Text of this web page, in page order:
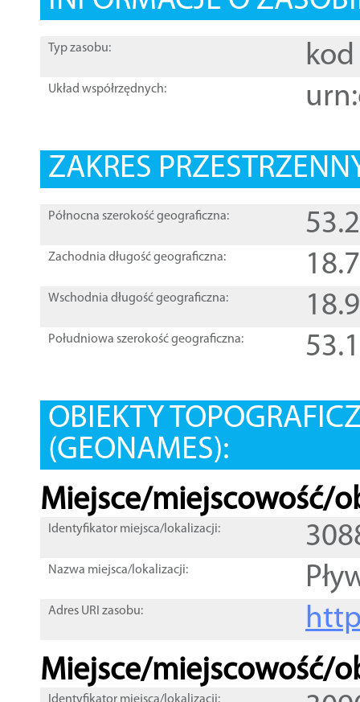
Typ zasobu: kod
Układ współrzędnych:
ZAKRES
Północna szerokość geograficzna:
Zachodnia długość geograficzna:
Wschodnia długość geograficzna:
Południowa szerokość geograficzna:
OBIEKTY
(GEONAMES):
Miejsce/miejscowość/
Identyfikator miejsca/lokalizacji:
Nazwa miejsca/lokalizacji:
Adres URI zasobu:
Miejsce/miejscowość/